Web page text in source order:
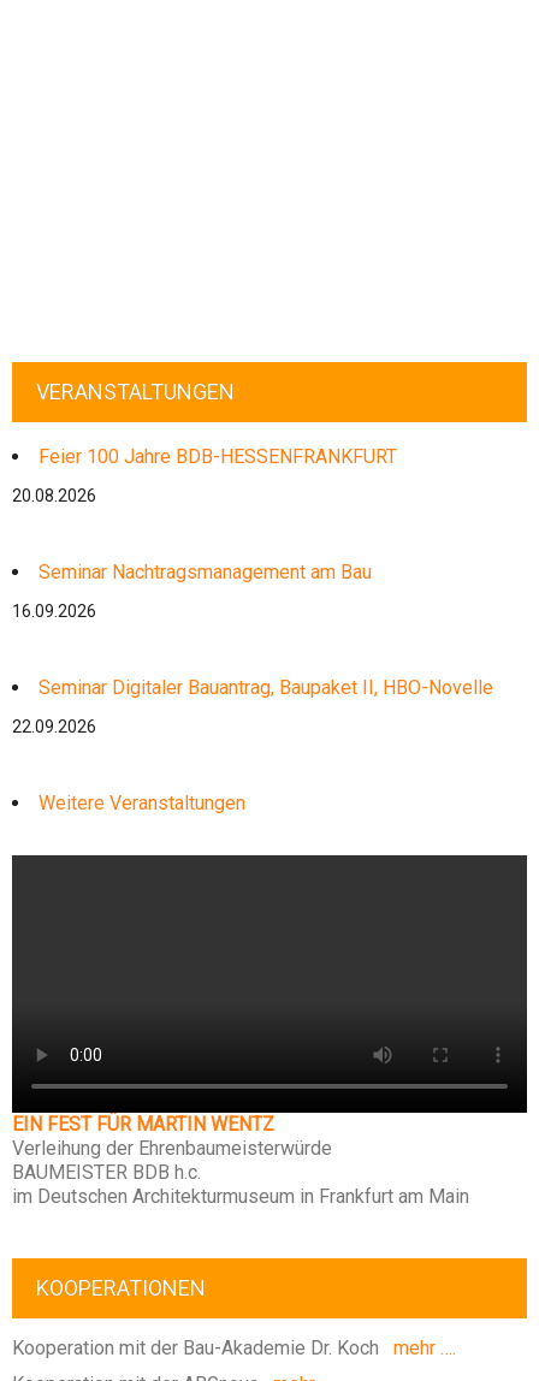
VERANSTALTUNGEN
Feier 100 Jahre BDB-HESSENFRANKFURT
20.08.2026
Seminar Nachtragsmanagement am Bau
16.09.2026
Seminar Digitaler Bauantrag, Baupaket II, HBO-Novelle
22.09.2026
Weitere Veranstaltungen
EIN FEST FÜR MARTIN WENTZ
Verleihung der Ehrenbaumeisterwürde
BAUMEISTER BDB h.c.
im Deutschen Architekturmuseum in Frankfurt am Main
KOOPERATIONEN
Kooperation mit der Bau-Akademie Dr. Koch mehr ….